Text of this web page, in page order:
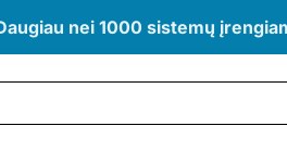
nei 1000 sistemų